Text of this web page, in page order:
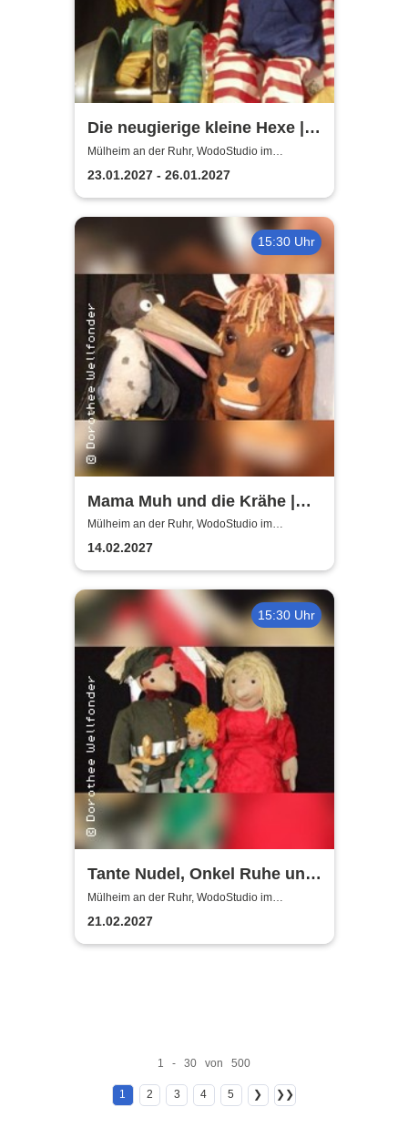
Die neugierige kleine Hexe |
WodoStudio im
Ringlokschuppen Ruhr
Mülheim an der Ruhr, WodoStudio im
Ringlokschuppen Ruhr
23.01.2027 - 26.01.2027
15:30 Uhr
Mama Muh und die Krähe |
WodoStudio im
Ringlokschuppen Ruhr
Mülheim an der Ruhr, WodoStudio im
Ringlokschuppen Ruhr
14.02.2027
15:30 Uhr
Tante Nudel, Onkel Ruhe und
Herr Schlau | WodoStudio im
Ringlokschuppen Ruhr
Mülheim an der Ruhr, WodoStudio im
Ringlokschuppen Ruhr
21.02.2027
1 - 30 von 500
1 2 3 4 5 ❯ ❯❯